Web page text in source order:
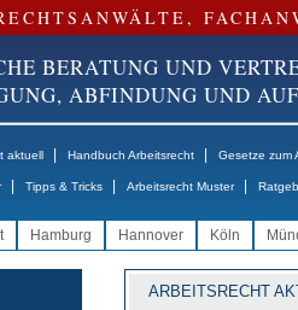
BERATUNG UND
ABFINDUNG UND
aktuell Handbuch Arbeitsrecht Gesetze zum
Tipps & Tricks Arbeitsrecht Muster
Hamburg Hannover Köln
ARBEITSRECHT